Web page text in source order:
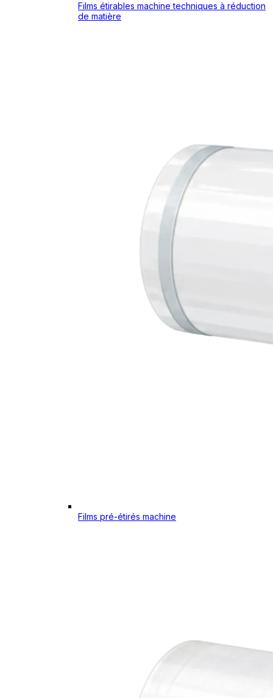
Films étirables machine techniques à réduction
de matière
Films pré-étirés machine